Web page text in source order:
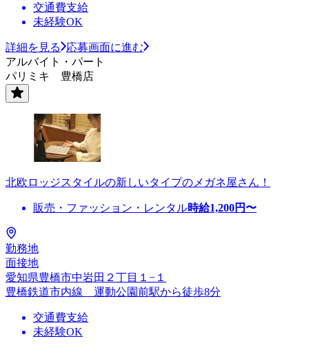
交通費支給
未経験OK
詳細を見る
応募画面に進む
アルバイト・パート
パリミキ 豊橋店
北欧ロッジスタイルの新しいタイプのメガネ屋さん！
販売・ファッション・レンタル時給1,200円〜
勤務地
面接地
愛知県豊橋市中岩田２丁目１−１
豊橋鉄道市内線 運動公園前駅から徒歩8分
交通費支給
未経験OK